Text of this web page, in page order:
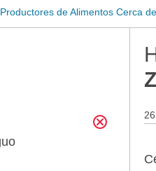
de Alimentos Cerca